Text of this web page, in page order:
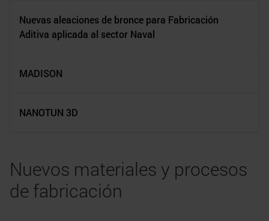
Nuevas aleaciones de bronce para Fabricación
Aditiva aplicada al sector Naval
MADISON
NANOTUN 3D
Nuevos materiales y procesos
de fabricación